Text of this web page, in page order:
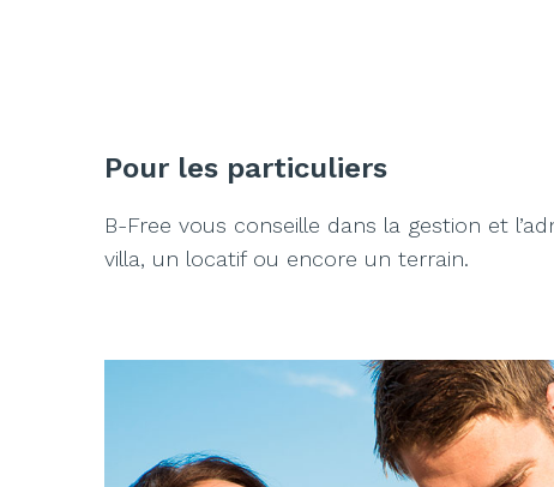
Pour les particuliers
B-Free vous conseille dans la gestion et
villa, un locatif ou encore un terrain.